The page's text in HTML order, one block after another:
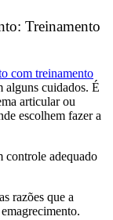
Treinamento
com treinamento
alguns cuidados. É
articular ou
escolhem fazer a
controle adequado
razões que a